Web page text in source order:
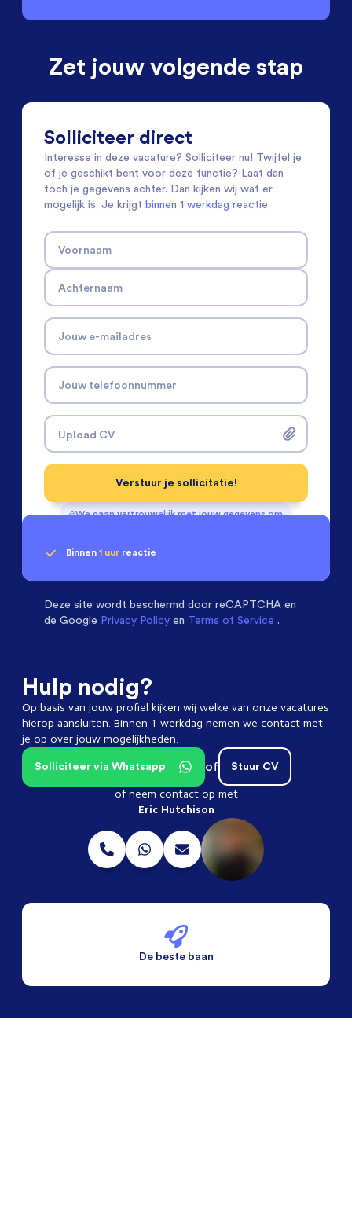
Zet jouw volgende stap
Solliciteer direct
Interesse in deze vacature? Solliciteer nu! Twijfel je
of je geschikt bent voor deze functie? Laat dan
toch je gegevens achter. Dan kijken wij wat er
mogelijk is. Je krijgt binnen 1 werkdag reactie.
Voornaam
Achternaam
Jouw e-mailadres
Jouw telefoonnummer
Upload CV
We gaan vertrouwelijk met jouw gegevens om
Verstuur je sollicitatie!
Binnen 1 uur reactie
met een 9.3
Deze site wordt beschermd door reCAPTCHA en
de Google Privacy Policy en Terms of Service .
Hulp nodig?
Op basis van jouw profiel kijken wij welke van onze vacatures
hierop aansluiten. Binnen 1 werkdag nemen we contact met
je op over jouw mogelijkheden.
Stuur CV
of
Solliciteer via Whatsapp
of neem contact op met
Eric Hutchison
De beste baan